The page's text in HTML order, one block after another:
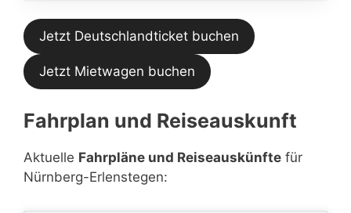
Jetzt Deutschlandticket buchen
Jetzt Mietwagen buchen
Fahrplan und Reiseauskunft
Aktuelle Fahrpläne und Reiseauskünfte für
Nürnberg-Erlenstegen: